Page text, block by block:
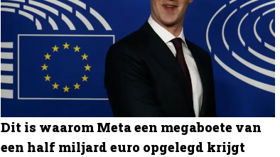
Dit is waarom Meta een megaboete van
een half miljard euro opgelegd krijgt